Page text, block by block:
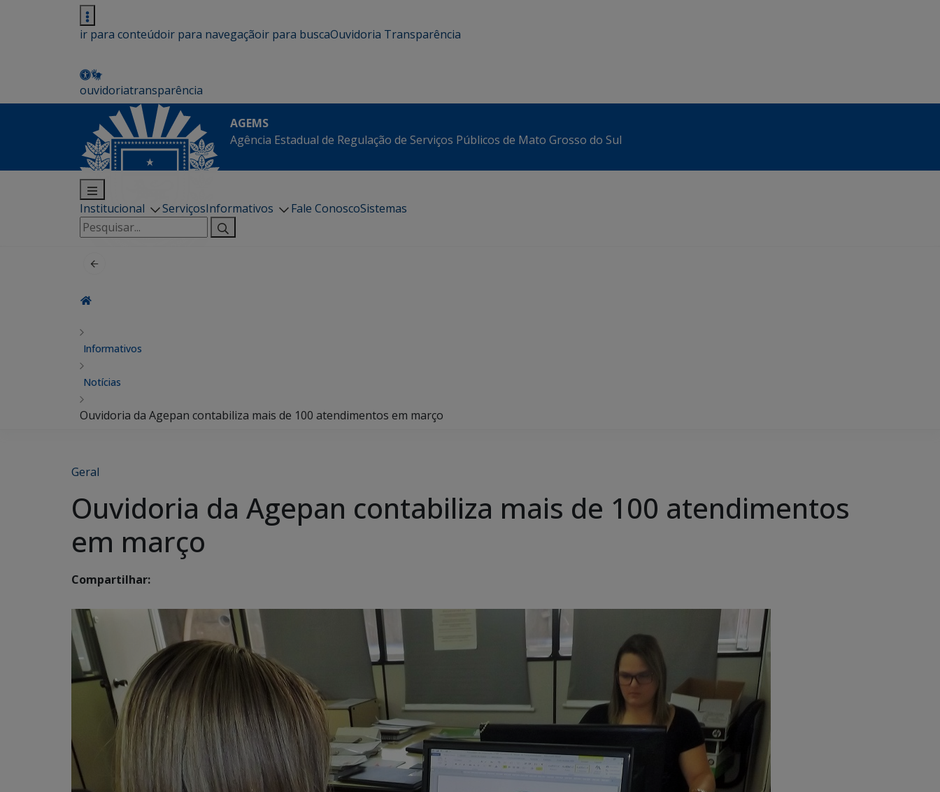
ir para conteúdoir para navegaçãoir para buscaOuvidoria Transparência
ouvidoriatransparência
AGEMS
Agência Estadual de Regulação de Serviços Públicos de Mato Grosso do Sul
Institucional ServiçosInformativos Fale ConoscoSistemas
Pesquisar
por:
Informativos
Notícias
Ouvidoria da Agepan contabiliza mais de 100 atendimentos em março
Geral
Ouvidoria da Agepan contabiliza mais de 100 atendimentos
em março
Compartilhar: